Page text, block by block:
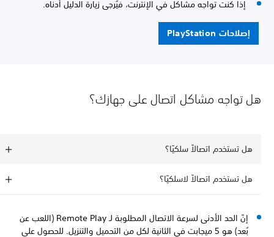
إذا كنت تواجه مشاكل في الإنترنت، فيُرجى زيارة الدليل أدناه.
إصلاحات PlayStation
هل تواجه مشاكل اتصال على جهازك؟
هل تستخدم اتصالاً سلكيًا؟
هل تستخدم اتصالاً لاسلكيًا؟
إنّ الحد الأدنى لسرعة الاتصال المطلوبة لـ Remote Play (اللعب عن
بُعد) هو 5 ميجابت في الثانية لكل من التحميل والتنزيل. للحصول على